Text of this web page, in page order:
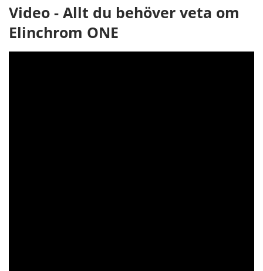
Video - Allt du behöver veta om
Elinchrom ONE